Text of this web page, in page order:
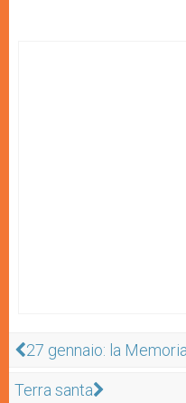
27 gennaio: la
Terra santa